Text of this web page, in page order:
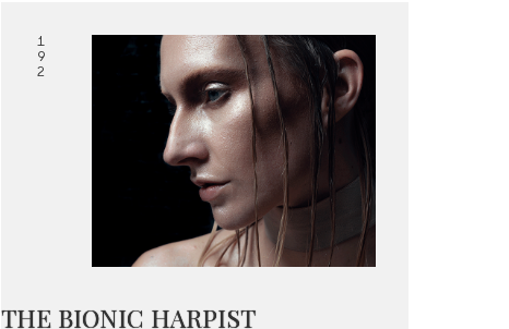
1
9
2
THE BIONIC HARPIST